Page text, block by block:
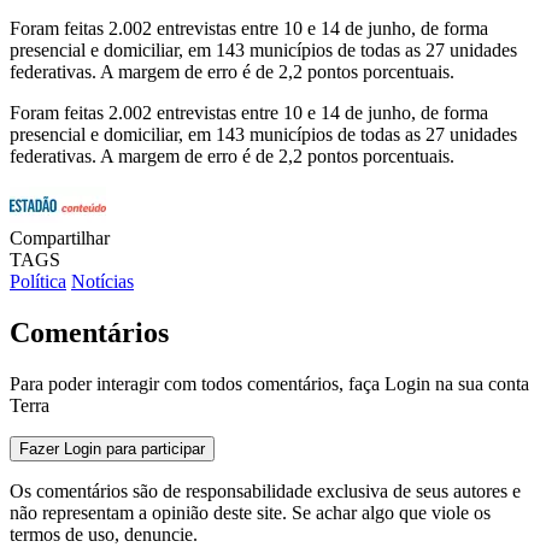
Foram feitas 2.002 entrevistas entre 10 e 14 de junho, de forma
presencial e domiciliar, em 143 municípios de todas as 27 unidades
federativas. A margem de erro é de 2,2 pontos porcentuais.
Foram feitas 2.002 entrevistas entre 10 e 14 de junho, de forma
presencial e domiciliar, em 143 municípios de todas as 27 unidades
federativas. A margem de erro é de 2,2 pontos porcentuais.
Compartilhar
TAGS
Política Notícias
Comentários
Para poder interagir com todos comentários, faça Login na sua conta
Terra
Fazer Login para participar
Os comentários são de responsabilidade exclusiva de seus autores e
não representam a opinião deste site. Se achar algo que viole os
termos de uso, denuncie.